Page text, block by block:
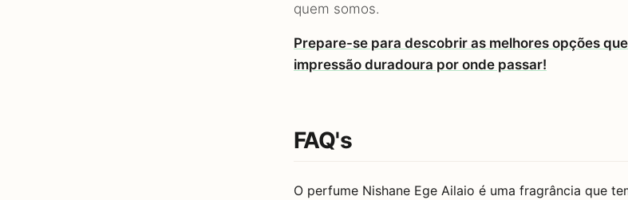
quem somos.
Prepare-se para descobrir as melhores opções
impressão duradoura por onde passar!
FAQ's
O perfume Nishane Ege Ailaio é uma fragrância que